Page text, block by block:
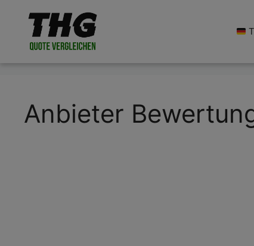
springen
Anbieter